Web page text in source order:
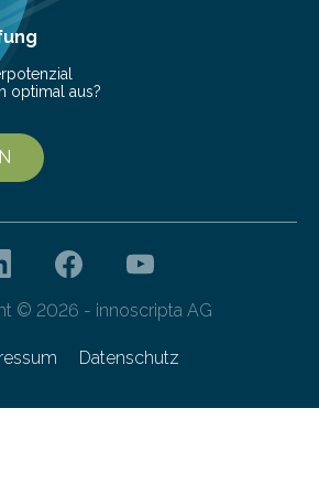
optimal aus?
© 2026 - innoscripta AG
Datenschutz